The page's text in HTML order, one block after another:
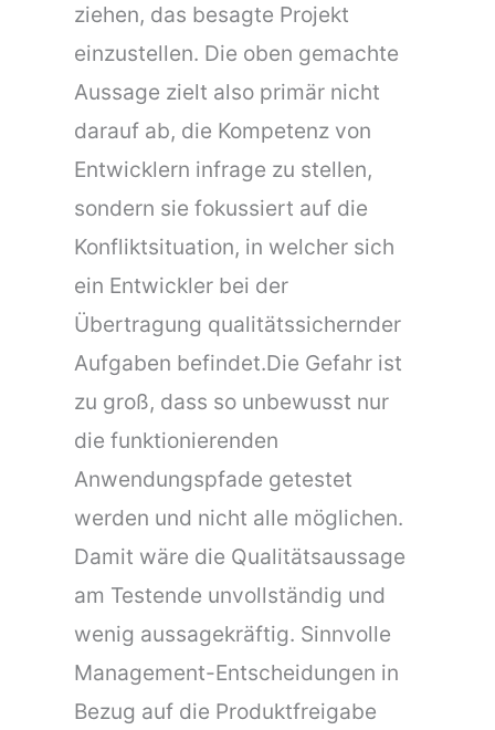
ziehen, das besagte Projekt
einzustellen. Die oben gemachte
Aussage zielt also primär nicht
darauf ab, die Kompetenz von
Entwicklern infrage zu stellen,
sondern sie fokussiert auf die
Konfliktsituation, in welcher sich
ein Entwickler bei der
Übertragung qualitätssichernder
Aufgaben befindet.Die Gefahr ist
zu groß, dass so unbewusst nur
die funktionierenden
Anwendungspfade getestet
werden und nicht alle möglichen.
Damit wäre die Qualitätsaussage
am Testende unvollständig und
wenig aussagekräftig. Sinnvolle
Management-Entscheidungen in
Bezug auf die Produktfreigabe